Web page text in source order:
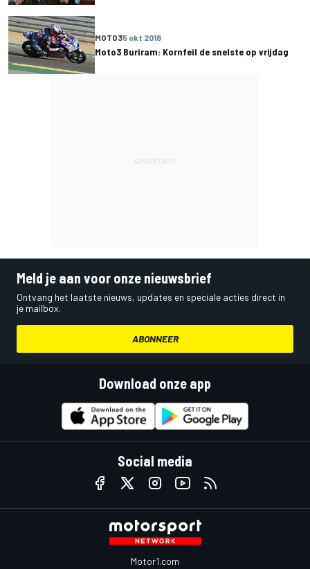
MOTO35 okt 2018
Moto3 Buriram: Kornfeil de snelste op vrijdag
Meld je aan voor onze nieuwsbrief
Ontvang het laatste nieuws, updates en speciale acties direct in
je mailbox.
ABONNEER
Download onze app
Social media
Motor1.com